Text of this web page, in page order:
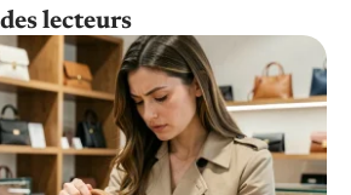
lecteurs